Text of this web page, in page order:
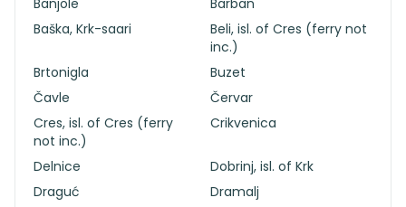
Banjole
Barban
Baška, Krk-saari
Beli, isl. of Cres (ferry not
inc.)
Brtonigla
Buzet
Čavle
Červar
Cres, isl. of Cres (ferry
not inc.)
Crikvenica
Delnice
Dobrinj, isl. of Krk
Draguć
Dramalj